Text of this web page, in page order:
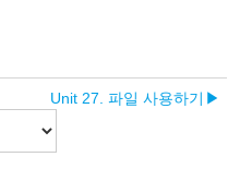
Unit 27. 파일 사용하기 ▶︎